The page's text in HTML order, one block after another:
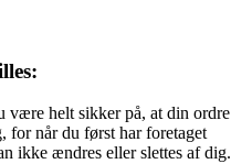
være helt sikker på, at din ordre
for når du først har foretaget
ikke ændres eller slettes af dig.